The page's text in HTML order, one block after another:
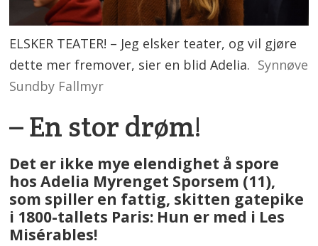
ELSKER TEATER! – Jeg elsker teater, og vil gjøre
dette mer fremover, sier en blid Adelia. Synnøve
Sundby Fallmyr
– En stor drøm!
Det er ikke mye elendighet å spore
hos Adelia Myrenget Sporsem (11),
som spiller en fattig, skitten gatepike
i 1800-tallets Paris: Hun er med i Les
Misérables!